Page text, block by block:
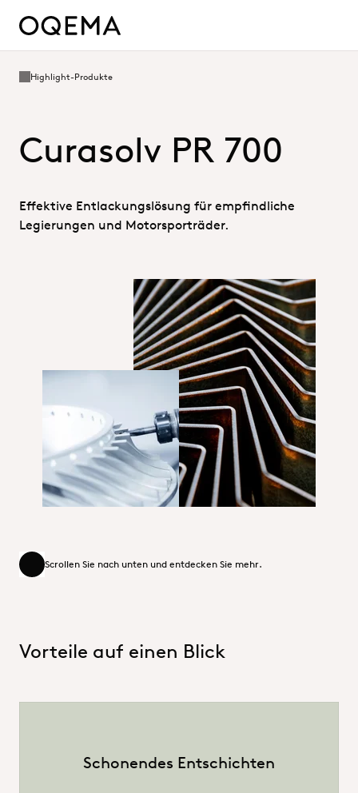
Highlight-Produkte
Curasolv PR 700
Effektive Entlackungslösung für empfindliche
Legierungen und Motorsporträder.
Curaphos PR700_Surface
1_Hero_SurfaceTechnology
Scrollen Sie nach unten und entdecken Sie mehr.
Scrollen Sie nach unten und entdecken Sie mehr.
Vorteile auf einen Blick
Schonendes Entschichten